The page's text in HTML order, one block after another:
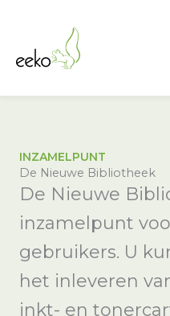
inhoud
INZAMELPUNT
De Nieuwe Bibliotheek
De Nieuwe
inzamelpunt
gebruikers. U
het inleveren
inkt- en